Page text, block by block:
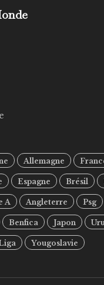
Allemagne
Espagne Brésil
A Angleterre Psg
Benfica Japon
Yougoslavie